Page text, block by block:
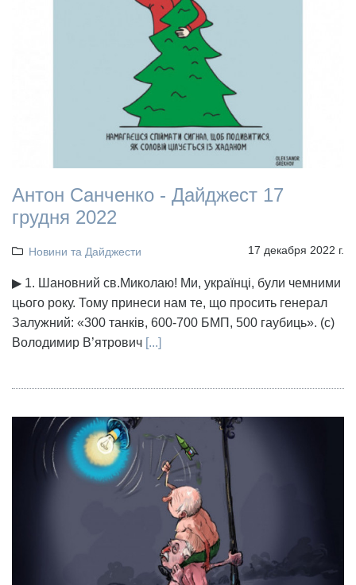
Антон Санченко - Дайджест 17
грудня 2022
Новини та Дайджести 17 декабря 2022 г.
▶ 1. Шановний св.Миколаю! Ми, українці, були чемними
цього року. Тому принеси нам те, що просить генерал
Залужний: «300 танків, 600-700 БМП, 500 гаубиць». (с)
Володимир В’ятрович [...]